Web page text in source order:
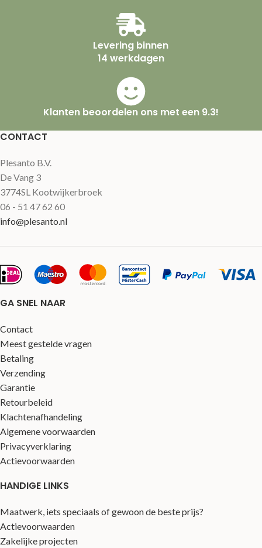
Levering binnen
14 werkdagen
Klanten beoordelen ons met een 9.3!
CONTACT
Plesanto B.V.
De Vang 3
3774SL Kootwijkerbroek
06 - 51 47 62 60
info@plesanto.nl
GA SNEL NAAR
Contact
Meest gestelde vragen
Betaling
Verzending
Garantie
Retourbeleid
Klachtenafhandeling
Algemene voorwaarden
Privacyverklaring
Actievoorwaarden
HANDIGE LINKS
Maatwerk, iets speciaals of gewoon de beste prijs?
Actievoorwaarden
Zakelijke projecten